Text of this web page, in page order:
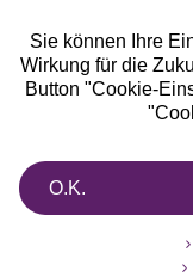
Sie können Ihre
Wirkung für die
Button "Cookie-
O.K.